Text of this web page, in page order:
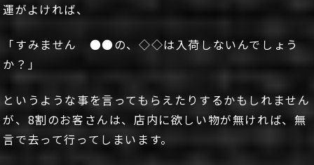
運がよければ、
「すみません ●●の、◇◇は入荷しないんでしょう
か？」
というような事を言ってもらえたりするかもしれません
が、8割のお客さんは、店内に欲しい物が無ければ、無
言で去って行ってしまいます。